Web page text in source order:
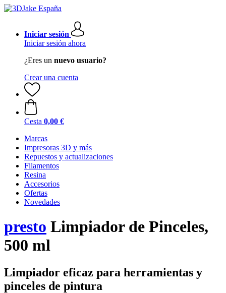
Iniciar sesión
Iniciar sesión ahora
¿Eres un nuevo usuario?
Crear una cuenta
Cesta 0,00 €
Marcas
Impresoras 3D y más
Repuestos y actualizaciones
Filamentos
Resina
Accesorios
Ofertas
Novedades
presto Limpiador de Pinceles,
500 ml
Limpiador eficaz para herramientas y
pinceles de pintura